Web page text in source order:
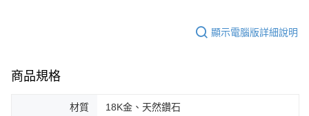
顯示電腦版詳細說明
商品規格
材質 18K金、天然鑽石